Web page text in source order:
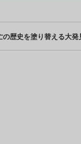
の歴史を塗り替える大